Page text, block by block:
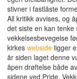
stivner i fastlåste
All kritikk avvises, og
det siste en kan
vekkelsesbevegelse
kirkes webside ligger
år siden laget denne
åpen drøftelse både
sidene ved Pride.